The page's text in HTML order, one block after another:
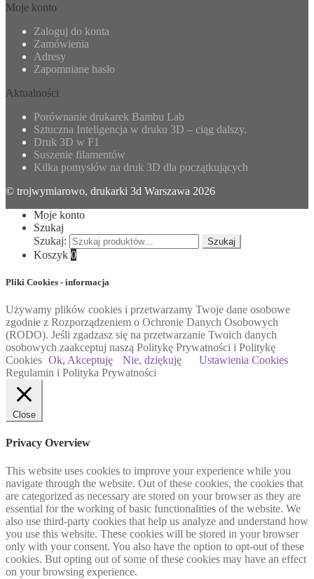
Moje konto
Zaloguj do konta
Zamówienia
Adresy
Zapomniane hasło
Aktualności
Porównanie drukarek Bambu Lab
Sztuczna Inteligencja w druku 3D – ciąg dalszy.
Druk 3D w F1
Suszenie filamentów
Kilka pomysłów na druk 3D dla początkujących
© trojwymiarowo, drukarki 3d Warszawa 2026
Moje konto
Szukaj
Szukaj:
Szukaj
Koszyk 0
Pliki Cookies - informacja
Używamy plików cookies i przetwarzamy Twoje dane osobowe
zgodnie z Rozporządzeniem o Ochronie Danych Osobowych
(RODO). Jeśli zgadzasz się na przetwarzanie Twoich danych
osobowych zaakceptuj naszą Politykę Prywatności i Politykę
Cookies Ok, Akceptuję Nie, dziękuję
Ustawienia Cookies
Regulamin i Polityka Prywatności
Close
Privacy Overview
This website uses cookies to improve your experience while you
navigate through the website. Out of these cookies, the cookies that
are categorized as necessary are stored on your browser as they are
essential for the working of basic functionalities of the website. We
also use third-party cookies that help us analyze and understand how
you use this website. These cookies will be stored in your browser
only with your consent. You also have the option to opt-out of these
cookies. But opting out of some of these cookies may have an effect
on your browsing experience.